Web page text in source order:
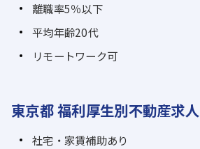
離職率5％以下
平均年齢20代
リモートワーク可
東京都 福利厚生別不動産求人
社宅・家賃補助あり